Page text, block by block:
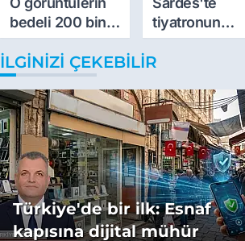
bedeli 200 bin
TL
tiyatronun
imece ruhu
binlerce yıllık
İLGINIZI ÇEKEBILIR
Türkiye'de bir ilk: Esnaf
kapısına dijital mühür